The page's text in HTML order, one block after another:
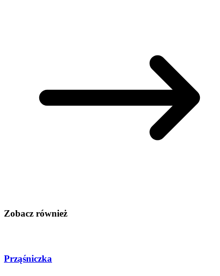
Zobacz również
Prząśniczka